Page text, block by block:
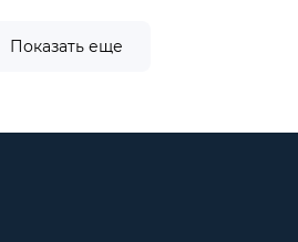
Показать еще